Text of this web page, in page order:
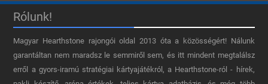
Rólunk!
Magyar Hearthstone​ rajongói oldal 2013 óta a közösségért! Nálunk
garantáltan nem maradsz le semmiről sem, és itt mindent megtalálsz
erről a gyors-iramú stratégiai kártyajátékról, a Hearthstone-ról - hírek,